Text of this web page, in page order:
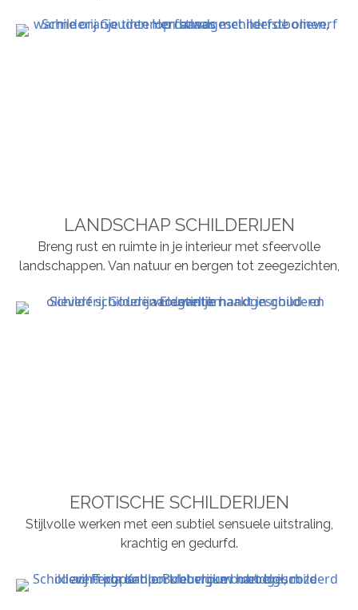
LANDSCHAP SCHILDERIJEN
Breng rust en ruimte in je interieur met sfeervolle
landschappen. Van natuur en bergen tot zeegezichten,
EROTISCHE SCHILDERIJEN
Stijlvolle werken met een subtiel sensuele uitstraling,
krachtig en gedurfd.